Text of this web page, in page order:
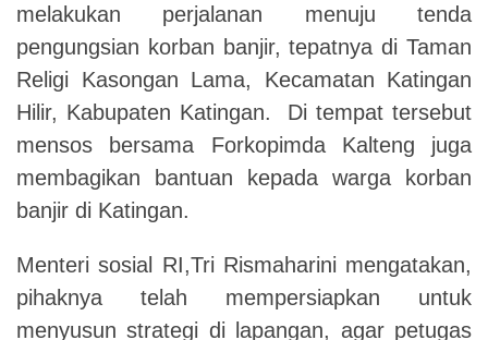
melakukan perjalanan menuju tenda
pengungsian korban banjir, tepatnya di Taman
Religi Kasongan Lama, Kecamatan Katingan
Hilir, Kabupaten Katingan. Di tempat tersebut
mensos bersama Forkopimda Kalteng juga
membagikan bantuan kepada warga korban
banjir di Katingan.
Menteri sosial RI,Tri Rismaharini mengatakan,
pihaknya telah mempersiapkan untuk
menyusun strategi di lapangan, agar petugas